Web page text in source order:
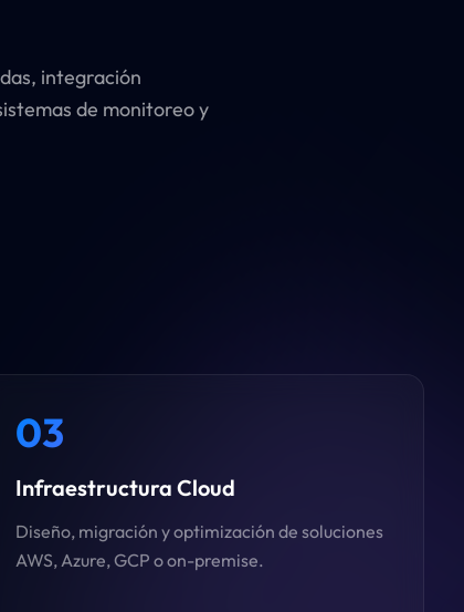
integración
de monitoreo y
03
Infraestructura Cloud
Diseño, migración y optimización de soluciones
AWS, Azure, GCP o on-premise.